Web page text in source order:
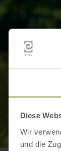
Diese
Wir
und die